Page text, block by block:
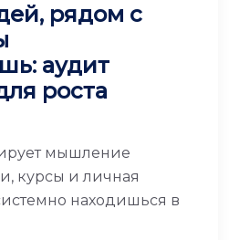
рядом с
аудит
роста
мышление
курсы и личная
находишься в